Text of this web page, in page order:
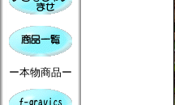
ー本物商品ー